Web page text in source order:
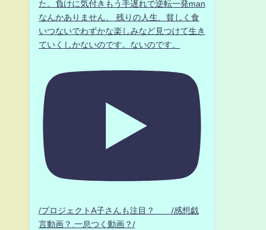
た。負けに気付きもう手遅れで逆転一発man
なんかありません、 残りの人生、貧しく食
いつないでわずかな楽しみなど見つけて生き
ていくしかないのです。ないのです。
/プロジェクトA子さんも注目？ /感想戯
言動画？.一息つく動画？/